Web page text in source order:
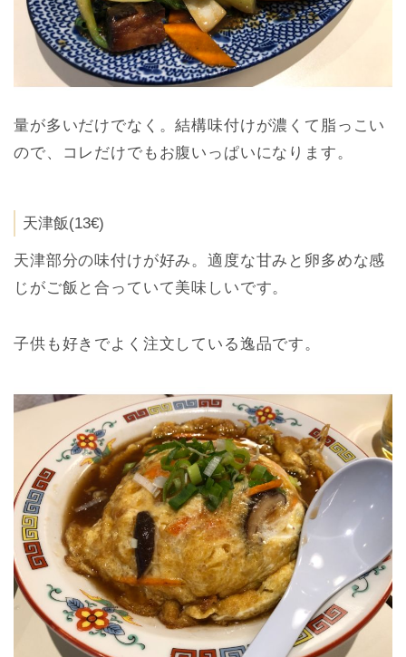
量が多いだけでなく。結構味付けが濃くて脂っこい
ので、コレだけでもお腹いっぱいになります。
天津飯(13€)
天津部分の味付けが好み。適度な甘みと卵多めな感
じがご飯と合っていて美味しいです。
子供も好きでよく注文している逸品です。